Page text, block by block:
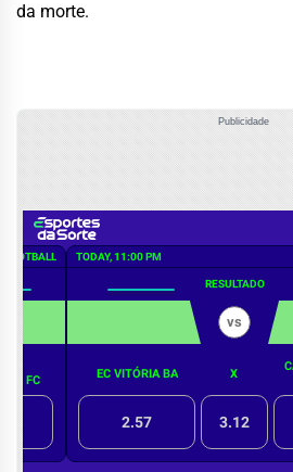
da morte.
Publicidade